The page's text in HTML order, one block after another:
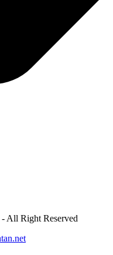
- All Right Reserved